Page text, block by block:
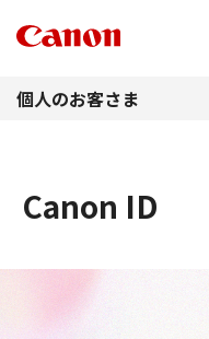
個人のお客さま
Canon ID